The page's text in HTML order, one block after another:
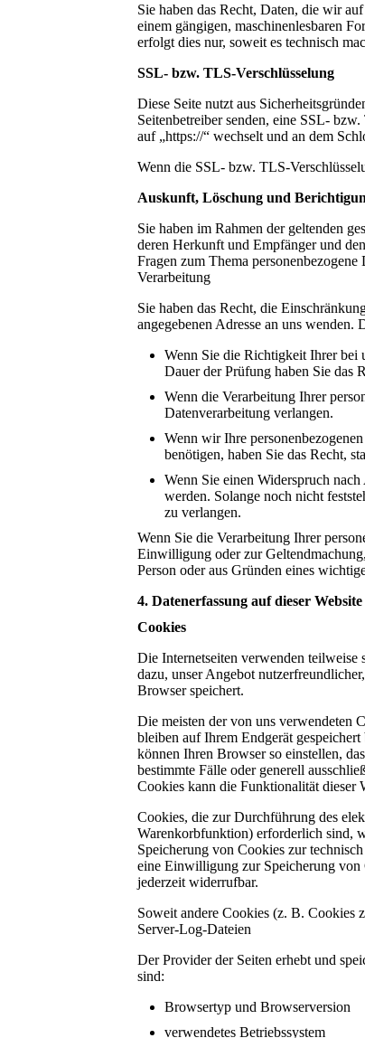
Sie haben das Recht, Daten, die wir
einem gängigen, maschinenlesbaren
erfolgt dies nur, soweit es technisch
SSL- bzw. TLS-Verschlüsselung
Diese Seite nutzt aus
Seitenbetreiber senden, eine SSL-
auf „https://“ wechselt und an dem
Wenn die SSL- bzw. TLS-
Auskunft, Löschung und
Sie haben im Rahmen der geltenden
deren Herkunft und Empfänger und
Fragen zum Thema
Verarbeitung
Sie haben das Recht, die
angegebenen Adresse an uns
Wenn Sie die Richtigkeit Ihrer bei
Dauer der Prüfung haben Sie das
Wenn die Verarbeitung Ihrer
Datenverarbeitung verlangen.
Wenn wir Ihre
benötigen, haben Sie das Recht,
Wenn Sie einen Widerspruch
werden. Solange noch nicht
zu verlangen.
Wenn Sie die Verarbeitung Ihrer
Einwilligung oder zur
Person oder aus Gründen eines
4. Datenerfassung auf dieser Website
Cookies
Die Internetseiten verwenden teilweise
dazu, unser Angebot
Browser speichert.
Die meisten der von uns verwendeten
bleiben auf Ihrem Endgerät
können Ihren Browser so einstellen,
bestimmte Fälle oder generell
Cookies kann die Funktionalität dieser
Cookies, die zur Durchführung des
Warenkorbfunktion) erforderlich sind,
Speicherung von Cookies zur
eine Einwilligung zur Speicherung
jederzeit widerrufbar.
Soweit andere Cookies (z. B. Cookies
Server-Log-Dateien
Der Provider der Seiten erhebt und
sind:
Browsertyp und Browserversion
verwendetes Betriebssystem